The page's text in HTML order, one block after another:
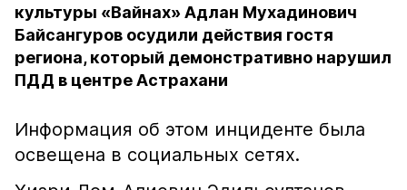
культуры «Вайнах» Адлан Мухадинович
Байсангуров осудили действия гостя
региона, который демонстративно нарушил
ПДД в центре Астрахани
Информация об этом инциденте была
освещена в социальных сетях.